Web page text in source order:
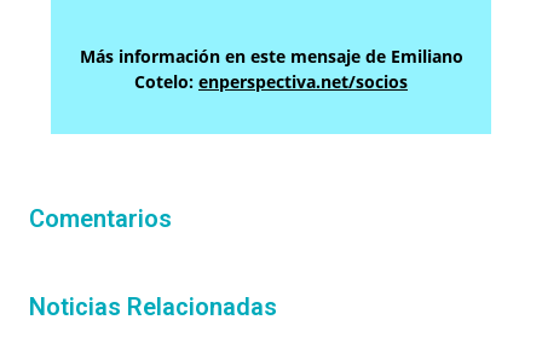
Más información en este mensaje de Emiliano
Cotelo: enperspectiva.net/socios
Comentarios
Noticias Relacionadas